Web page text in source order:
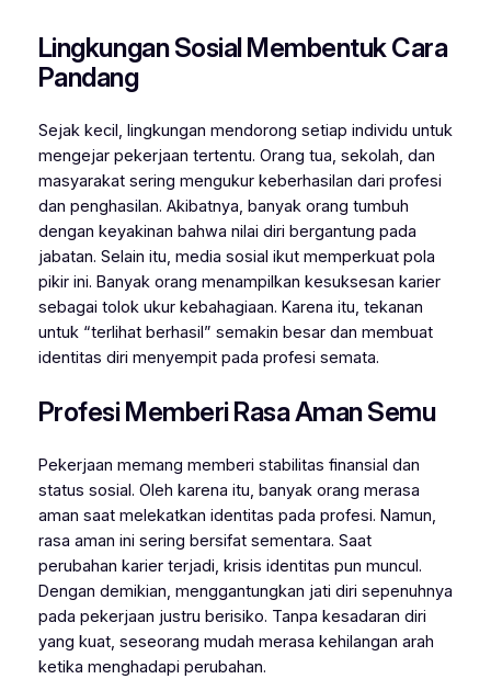
Lingkungan Sosial Membentuk Cara
Pandang
Sejak kecil, lingkungan mendorong setiap individu untuk
mengejar pekerjaan tertentu. Orang tua, sekolah, dan
masyarakat sering mengukur keberhasilan dari profesi
dan penghasilan. Akibatnya, banyak orang tumbuh
dengan keyakinan bahwa nilai diri bergantung pada
jabatan. Selain itu, media sosial ikut memperkuat pola
pikir ini. Banyak orang menampilkan kesuksesan karier
sebagai tolok ukur kebahagiaan. Karena itu, tekanan
untuk “terlihat berhasil” semakin besar dan membuat
identitas diri menyempit pada profesi semata.
Profesi Memberi Rasa Aman Semu
Pekerjaan memang memberi stabilitas finansial dan
status sosial. Oleh karena itu, banyak orang merasa
aman saat melekatkan identitas pada profesi. Namun,
rasa aman ini sering bersifat sementara. Saat
perubahan karier terjadi, krisis identitas pun muncul.
Dengan demikian, menggantungkan jati diri sepenuhnya
pada pekerjaan justru berisiko. Tanpa kesadaran diri
yang kuat, seseorang mudah merasa kehilangan arah
ketika menghadapi perubahan.